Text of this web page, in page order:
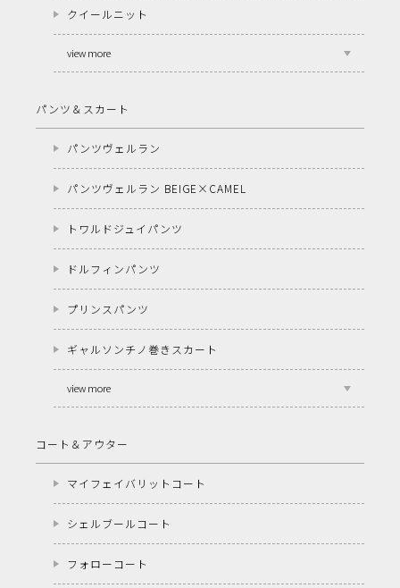
クイールニット
view more
パンツ＆スカート
パンツヴェルラン
パンツヴェルラン BEIGE×CAMEL
トワルドジュイパンツ
ドルフィンパンツ
プリンスパンツ
ギャルソンチノ巻きスカート
view more
コート＆アウター
マイフェイバリットコート
シェルブールコート
フォローコート